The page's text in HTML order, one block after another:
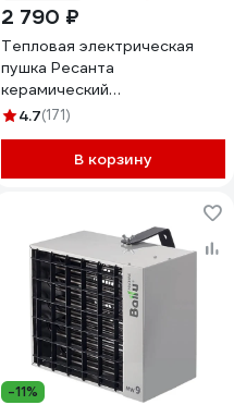
2 790 ₽
Тепловая электрическая
пушка Ресанта
керамический
нагревательный элемент
4.7(171)
В корзину
-11%